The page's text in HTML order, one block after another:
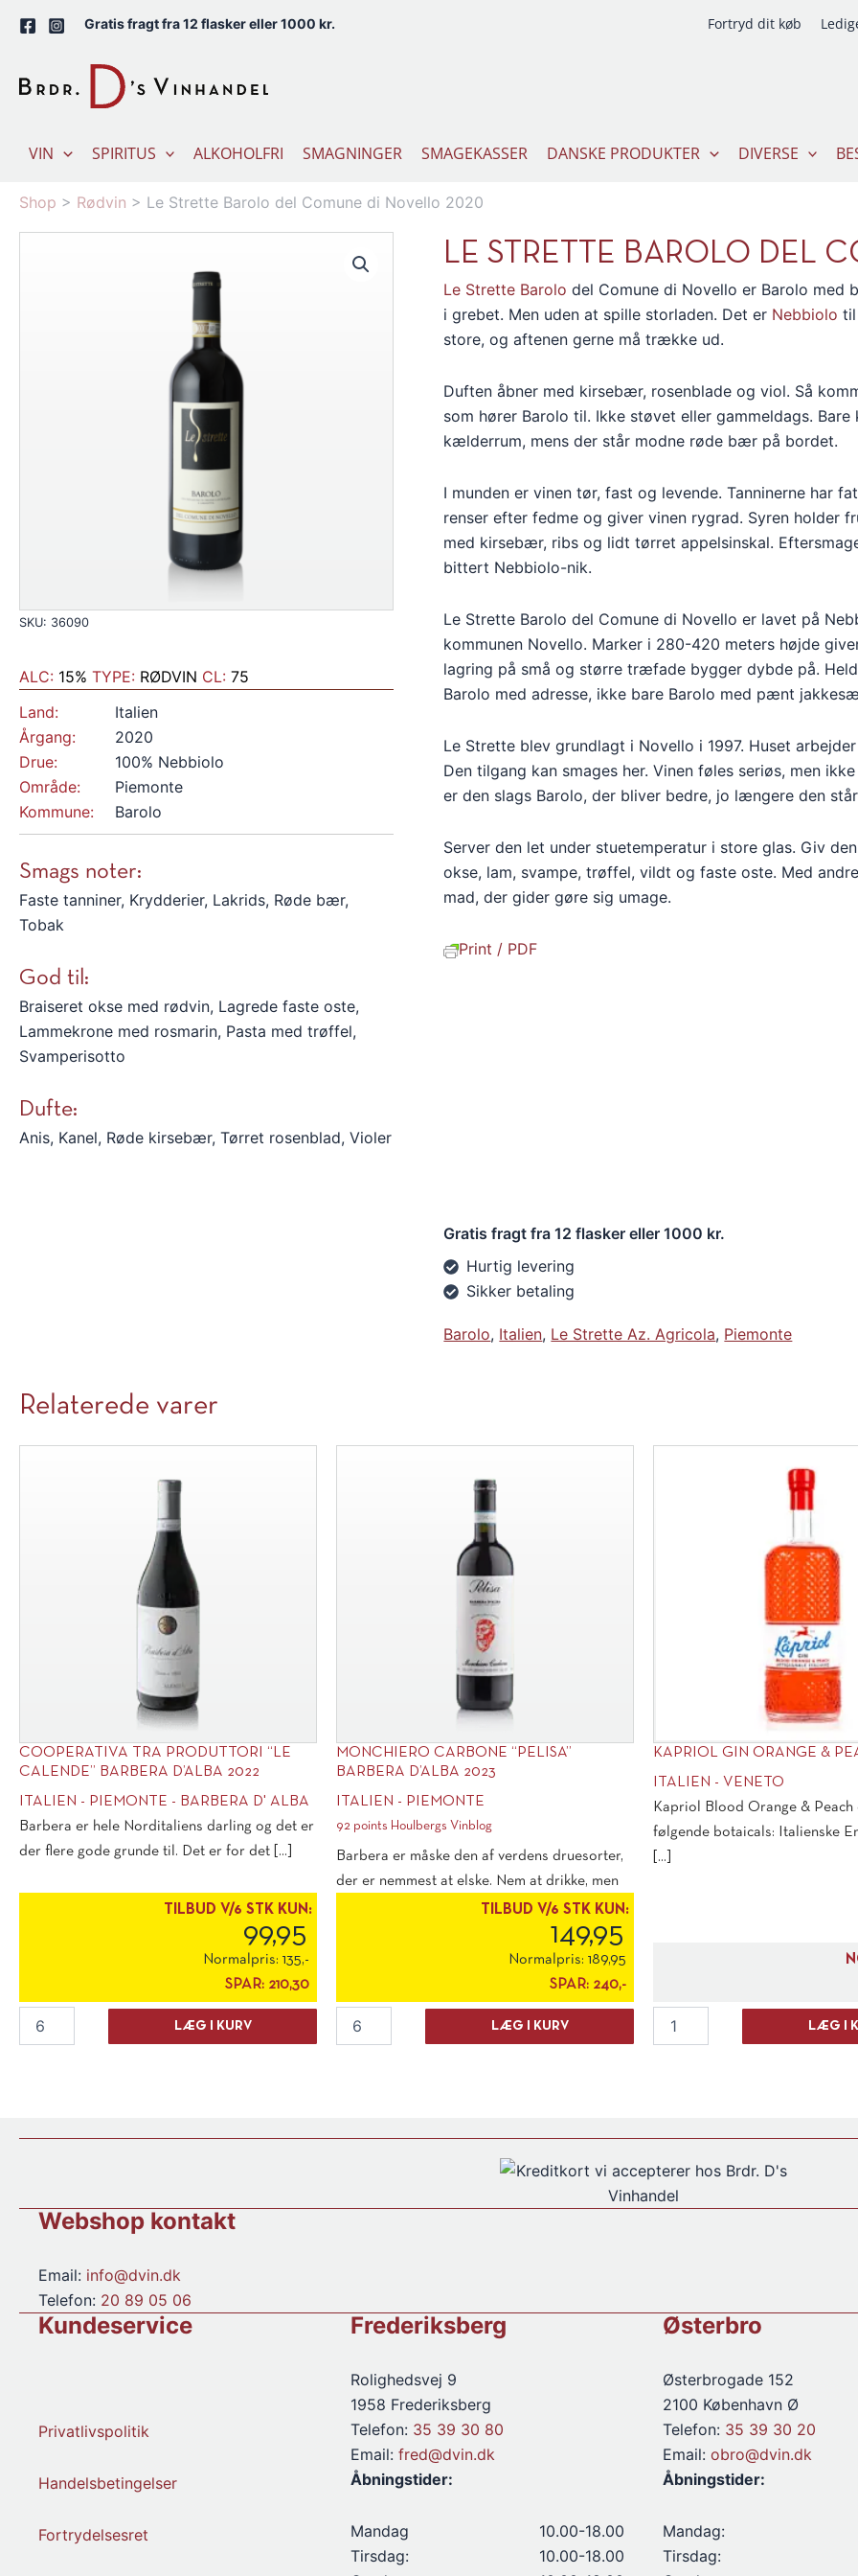
Gratis fragt fra 12 flasker eller 1000 kr. Fortryd dit køb
VIN SPIRITUS ALKOHOLFRI SMAGNINGER SMAGEKASSER DANSKE PRODUKTER DIVERSE
Shop > Rødvin > Le Strette Barolo del Comune di Novello 2020
SKU: 36090
ALC: 15% TYPE: RØDVIN CL: 75
Land:
Italien
Årgang:
2020
Drue:
100% Nebbiolo
Område:
Piemonte
Kommune:
Barolo
Smags noter:
Faste tanniner, Krydderier, Lakrids, Røde bær,
Tobak
God til:
Braiseret okse med rødvin, Lagrede faste oste,
Lammekrone med rosmarin, Pasta med trøffel,
Svamperisotto
Dufte:
Anis, Kanel, Røde kirsebær, Tørret rosenblad, Violer
LE STRETTE BAROLO DEL
Le Strette Barolo del Comune di Novello er Barolo med
i grebet. Men uden at spille storladen. Det er Nebbiolo til
store, og aftenen gerne må trække ud.
Duften åbner med kirsebær, rosenblade og viol. Så
som hører Barolo til. Ikke støvet eller gammeldags.
kælderrum, mens der står modne røde bær på bordet.
I munden er vinen tør, fast og levende. Tanninerne har
renser efter fedme og giver vinen rygrad. Syren holder
med kirsebær, ribs og lidt tørret appelsinskal.
bittert Nebbiolo-nik.
Le Strette Barolo del Comune di Novello er lavet på
kommunen Novello. Marker i 280-420 meters højde
lagring på små og større træfade bygger dybde på.
Barolo med adresse, ikke bare Barolo med pænt
Le Strette blev grundlagt i Novello i 1997. Huset
Den tilgang kan smages her. Vinen føles seriøs, men
er den slags Barolo, der bliver bedre, jo længere den
Server den let under stuetemperatur i store glas. Giv
okse, lam, svampe, trøffel, vildt og faste oste. Med
mad, der gider gøre sig umage.
Print / PDF
Gratis fragt fra 12 flasker eller 1000 kr.
Hurtig levering
Sikker betaling
Barolo, Italien, Le Strette Az. Agricola, Piemonte
Relaterede varer
COOPERATIVA TRA PRODUTTORI “LE
CALENDE” BARBERA D’ALBA 2022
ITALIEN - PIEMONTE - BARBERA D' ALBA
Barbera er hele Norditaliens darling og det er
der flere gode grunde til. Det er for det [...]
TILBUD V/6 STK KUN:
99,95
Normalpris: 135,-
SPAR: 210,30
Tra
LÆG I KURV
MONCHIERO CARBONE “PELISA”
BARBERA D’ALBA 2023
ITALIEN - PIEMONTE
92 points Houlbergs Vinblog
Barbera er måske den af verdens druesorter,
der er nemmest at elske. Nem at drikke, men
TILBUD V/6 STK KUN:
149,95
Normalpris: 189,95
SPAR: 240,-
Carbone
LÆG I KURV
KAPRIOL GIN ORANGE &
ITALIEN - VENETO
Kapriol Blood Orange & Peach
følgende botaicals: Italienske
[...]
LÆG I
Webshop kontakt
Email: info@dvin.dk
Telefon: 20 89 05 06
Kundeservice
Privatlivspolitik
Handelsbetingelser
Fortrydelsesret
Frederiksberg
Rolighedsvej 9
1958 Frederiksberg
Telefon: 35 39 30 80
Email: fred@dvin.dk
Åbningstider:
Mandag
10.00-18.00
Tirsdag:
10.00-18.00
Østerbro
Østerbrogade 152
2100 København Ø
Telefon: 35 39 30 20
Email: obro@dvin.dk
Åbningstider:
Mandag:
Tirsdag: